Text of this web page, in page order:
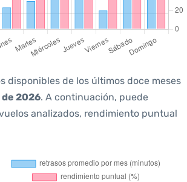
disponibles de los últimos doce meses
2026. A continuación, puede
analizados, rendimiento puntual